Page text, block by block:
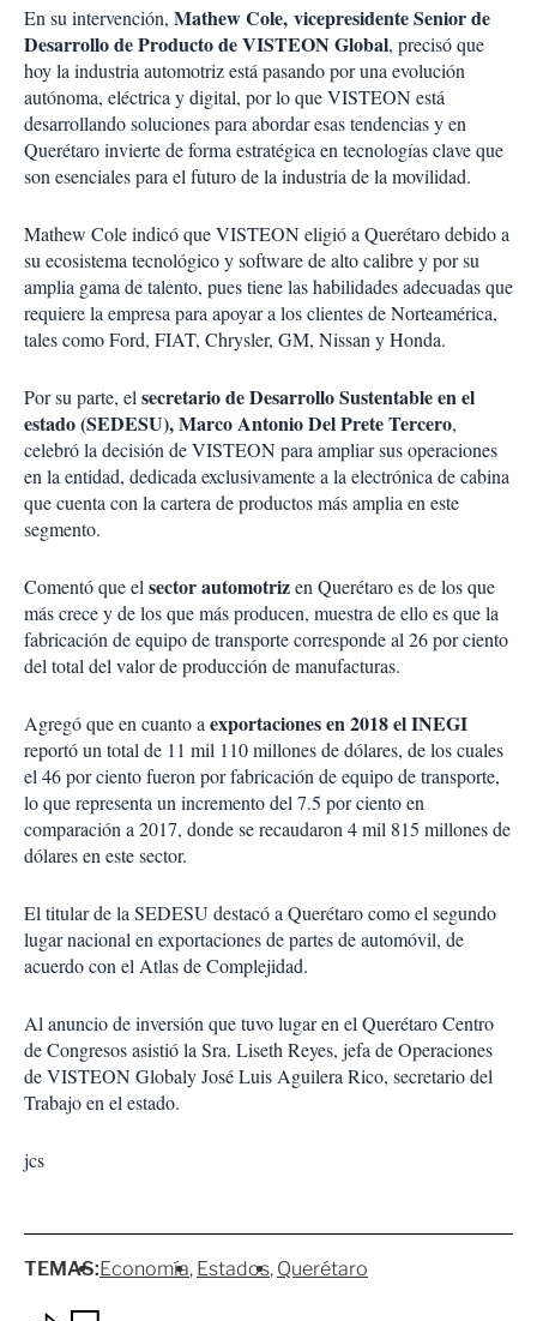
En su intervención, Mathew Cole, vicepresidente Senior de
Desarrollo de Producto de VISTEON Global, precisó que
hoy la industria automotriz está pasando por una evolución
autónoma, eléctrica y digital, por lo que VISTEON está
desarrollando soluciones para abordar esas tendencias y en
Querétaro invierte de forma estratégica en tecnologías clave que
son esenciales para el futuro de la industria de la movilidad.
Mathew Cole indicó que VISTEON eligió a Querétaro debido a
su ecosistema tecnológico y software de alto calibre y por su
amplia gama de talento, pues tiene las habilidades adecuadas que
requiere la empresa para apoyar a los clientes de Norteamérica,
tales como Ford, FIAT, Chrysler, GM, Nissan y Honda.
Por su parte, elsecretario de Desarrollo Sustentable en el
estado (SEDESU), Marco Antonio Del Prete Tercero,
celebró la decisión de VISTEON para ampliar sus operaciones
en la entidad, dedicada exclusivamente a la electrónica de cabina
que cuenta con la cartera de productos más amplia en este
segmento.
Comentó que elsector automotrizen Querétaro es de los que
más crece y de los que más producen, muestra de ello es que la
fabricación de equipo de transporte corresponde al 26 por ciento
del total del valor de producción de manufacturas.
Agregó que en cuanto aexportaciones en 2018 el INEGI
reportó un total de 11 mil 110 millones de dólares, de los cuales
el 46 por ciento fueron por fabricación de equipo de transporte,
lo que representa un incremento del 7.5 por ciento en
comparación a 2017, donde se recaudaron 4 mil 815 millones de
dólares en este sector.
El titular de la SEDESU destacó a Querétaro como el segundo
lugar nacional en exportaciones de partes de automóvil, de
acuerdo con el Atlas de Complejidad.
Al anuncio de inversión que tuvo lugar en el Querétaro Centro
de Congresos asistió la Sra. Liseth Reyes, jefa de Operaciones
de VISTEON Globaly José Luis Aguilera Rico, secretario del
Trabajo en el estado.
jcs
TEMAS:Economía Estados Querétaro